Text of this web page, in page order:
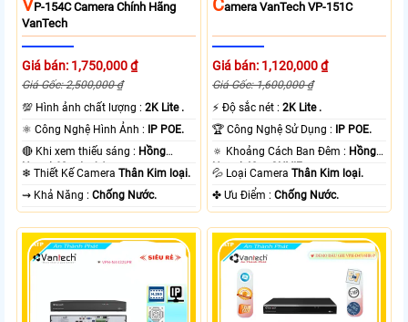
VP-154C Camera Chính Hãng
VanTech
Giá bán: 1,750,000 ₫
Giá Gốc: 2,500,000 ₫
💯 Hình ảnh chất lượng :2K Lite .
⚛️ Công Nghệ Hình Ảnh :
IP POE.
🔴 Khi xem thiếu sáng : Hồng
Ngoại 60m Led Array.
❄ Thiết Kế CameraThân Kim loại.
️⇝ Khả Năng :Chống Nước.
CAmera VanTech VP-151C
Giá bán: 1,120,000 ₫
Giá Gốc: 1,600,000 ₫
️⚡ Độ sắc nét :2K Lite .
🏆 Công Nghệ Sử Dụng :
IP POE.
🔅 Khoảng Cách Ban Đêm : Hồng
Ngoại 40m ONVIF.
💦 Loại CameraThân Kim loại.
️✤ Ưu Điểm :Chống Nước.